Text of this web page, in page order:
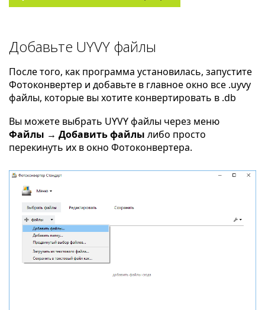
Добавьте UYVY файлы
После того, как программа установилась, запустите
Фотоконвертер и добавьте в главное окно все .uyvy
файлы, которые вы хотите конвертировать в .db
Вы можете выбрать UYVY файлы через меню
Файлы → Добавить файлы либо просто
перекинуть их в окно Фотоконвертера.